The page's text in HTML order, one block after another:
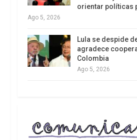
orientar políticas
Ago 5, 2026
Lula se despide
agradece
Colombia
Ago 5, 2026